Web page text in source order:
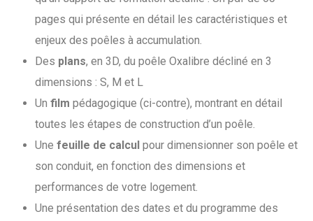
pages qui présente en détail les caractéristiques et
enjeux des poêles à accumulation.
Des plans, en 3D, du poêle Oxalibre décliné en 3
dimensions : S, M et L
Un film pédagogique (ci-contre), montrant en détail
toutes les étapes de construction d’un poêle.
Une feuille de calcul pour dimensionner son poêle et
son conduit, en fonction des dimensions et
performances de votre logement.
Une présentation des dates et du programme des